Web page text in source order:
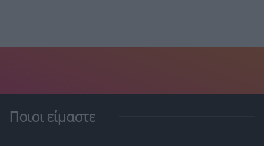
Ποιοι είμαστε